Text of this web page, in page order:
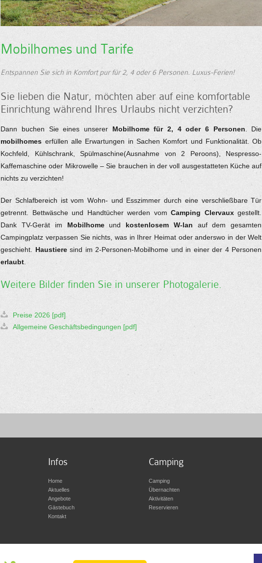
Mobilhomes und Tarife
Entspannen Sie sich in Komfort pur für 2, 4 oder 6 Personen. Luxus-Ferien!
Sie lieben die Natur, möchten aber auf eine komfortable
Einrichtung während Ihres Urlaubs nicht verzichten?
Dann buchen Sie eines unserer Mobilhome für 2, 4 oder 6 Personen. Die
mobilhomes erfüllen alle Erwartungen in Sachen Komfort und Funktionalität. Ob
Kochfeld, Kühlschrank, Spülmaschine(Ausnahme von 2 Peroons), Nespresso-
Kaffemaschine oder Mikrowelle – Sie brauchen in der voll ausgestatteten Küche auf
nichts zu verzichten!
Der Schlafbereich ist vom Wohn- und Esszimmer durch eine verschließbare Tür
getrennt. Bettwäsche und Handtücher werden vomCamping Clervauxgestellt.
Dank TV-Gerät im Mobilhomeund kostenlosem W-lan auf dem gesamten
Campingplatz verpassen Sie nichts, was in Ihrer Heimat oder anderswo in der Welt
geschieht. Haustieresind im 2-Personen-Mobilhome und in einer der 4 Personen
erlaubt.
Weitere Bilder finden Sie in unserer Photogalerie.
Preise 2026 [pdf]
Allgemeine Geschäftsbedingungen [pdf]
Infos
Home
Aktuelles
Angebote
Gästebuch
Kontakt
Camping
Camping
Übernachten
Aktivitäten
Reservieren